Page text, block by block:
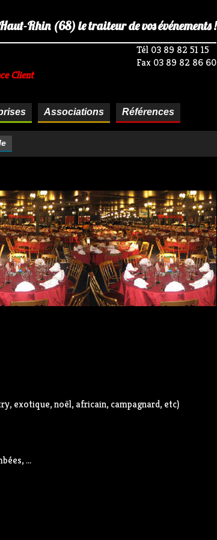
Rhin (68) le traiteur de vos événements !
Tél 03 89 82 51 15
Fax 03 89 82 86 60
Client
Associations Références
exotique, noël, africain, campagnard, etc)
...